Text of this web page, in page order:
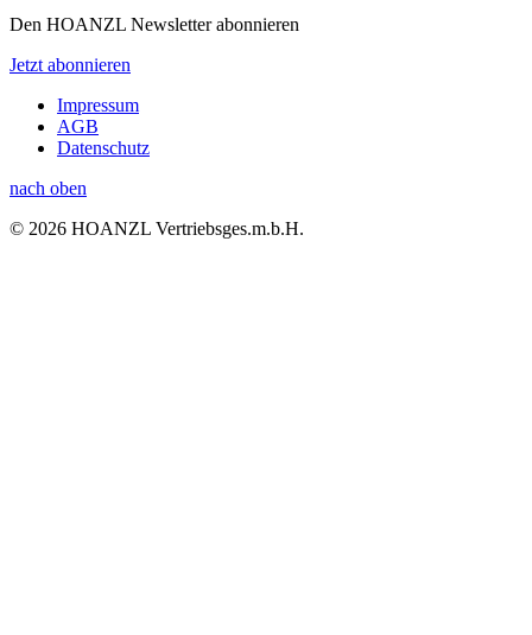
Den HOANZL Newsletter abonnieren
Jetzt abonnieren
Impressum
AGB
Datenschutz
nach oben
© 2026 HOANZL Vertriebsges.m.b.H.